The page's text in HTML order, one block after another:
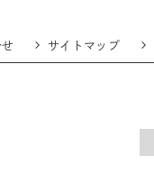
サイトマップ